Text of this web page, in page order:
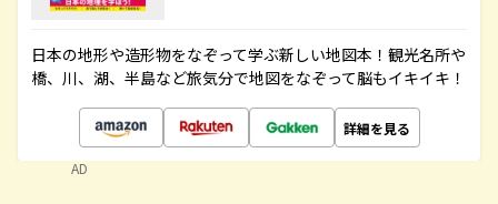
日本の地形や造形物をなぞって学ぶ新しい地図本！観光名所や
橋、川、湖、半島など旅気分で地図をなぞって脳もイキイキ！
詳細を見る
AD